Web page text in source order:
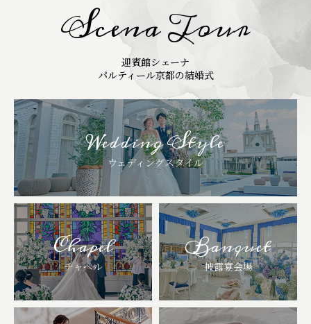
Scena Tour
迎賓館シェーナ
パルティール京都の結婚式
Wedding Style
ウェディングスタイル
Chapel
チャペル
Banquet
披露宴会場